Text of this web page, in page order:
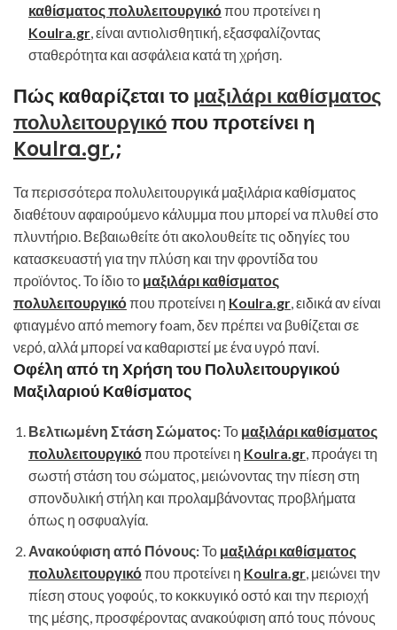
καθίσματος πολυλειτουργικόπου προτείνει η
Koulra.gr, είναι αντιολισθητική, εξασφαλίζοντας
σταθερότητα και ασφάλεια κατά τη χρήση.
Πώς καθαρίζεται τομαξιλάρι καθίσματος
πολυλειτουργικόπου προτείνει η
Koulra.gr,;
Τα περισσότερα πολυλειτουργικά μαξιλάρια καθίσματος
διαθέτουν αφαιρούμενο κάλυμμα που μπορεί να πλυθεί στο
πλυντήριο. Βεβαιωθείτε ότι ακολουθείτε τις οδηγίες του
κατασκευαστή για την πλύση και την φροντίδα του
προϊόντος. Το ίδιο το μαξιλάρι καθίσματος
πολυλειτουργικόπου προτείνει η Koulra.gr, ειδικά αν είναι
φτιαγμένο από memory foam, δεν πρέπει να βυθίζεται σε
νερό, αλλά μπορεί να καθαριστεί με ένα υγρό πανί.
Οφέλη από τη Χρήση του Πολυλειτουργικού
Μαξιλαριού Καθίσματος
Βελτιωμένη Στάση Σώματος:Το μαξιλάρι καθίσματος
πολυλειτουργικόπου προτείνει η Koulra.gr, προάγει τη
σωστή στάση του σώματος, μειώνοντας την πίεση στη
σπονδυλική στήλη και προλαμβάνοντας προβλήματα
όπως η οσφυαλγία.
Ανακούφιση από Πόνους:Το μαξιλάρι καθίσματος
πολυλειτουργικόπου προτείνει η Koulra.gr, μειώνει την
πίεση στους γοφούς, το κοκκυγικό οστό και την περιοχή
της μέσης, προσφέροντας ανακούφιση από τους πόνους